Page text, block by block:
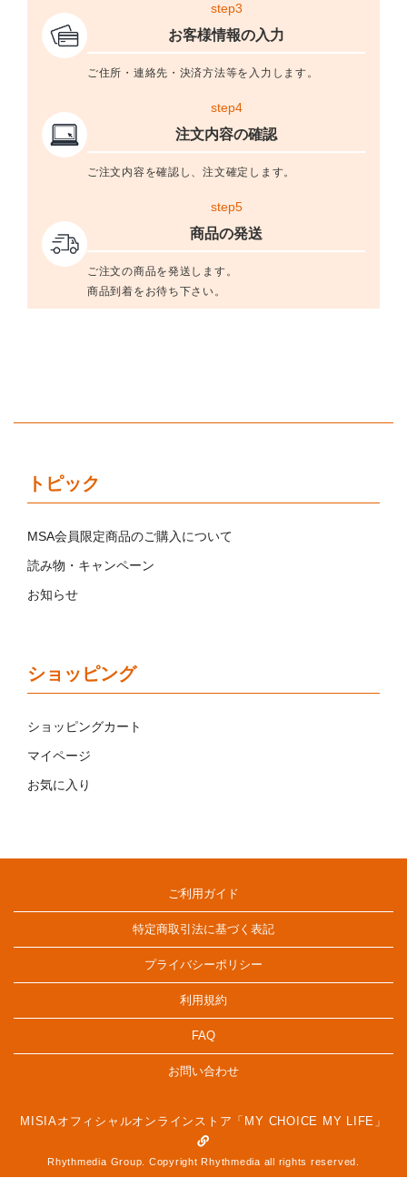
step3
お客様情報の入力
ご住所・連絡先・決済方法等を入力します。
step4
注文内容の確認
ご注文内容を確認し、注文確定します。
step5
商品の発送
ご注文の商品を発送します。
商品到着をお待ち下さい。
トピック
MSA会員限定商品のご購入について
読み物・キャンペーン
お知らせ
ショッピング
ショッピングカート
マイページ
お気に入り
ご利用ガイド
特定商取引法に基づく表記
プライバシーポリシー
利用規約
FAQ
お問い合わせ
MISIAオフィシャルオンラインストア「MY CHOICE MY LIFE」
Rhythmedia Group. Copyright Rhythmedia all rights reserved.